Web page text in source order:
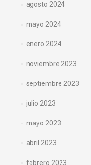
agosto 2024
mayo 2024
enero 2024
noviembre 2023
septiembre 2023
julio 2023
mayo 2023
abril 2023
febrero 2023